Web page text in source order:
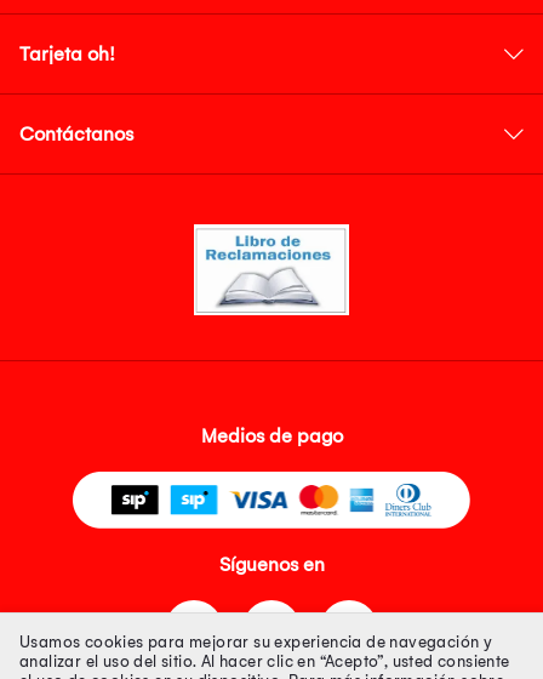
Tarjeta oh!
Contáctanos
Medios de pago
Síguenos en
Usamos cookies para mejorar su experiencia de navegación y
analizar el uso del sitio. Al hacer clic en “Acepto”, usted consiente